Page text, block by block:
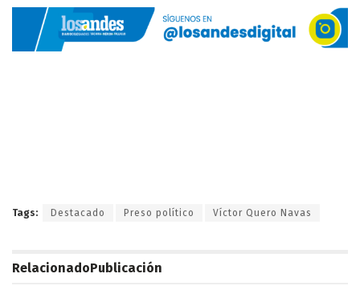
Tags: Destacado Preso político Víctor Quero Navas
RelacionadoPublicación